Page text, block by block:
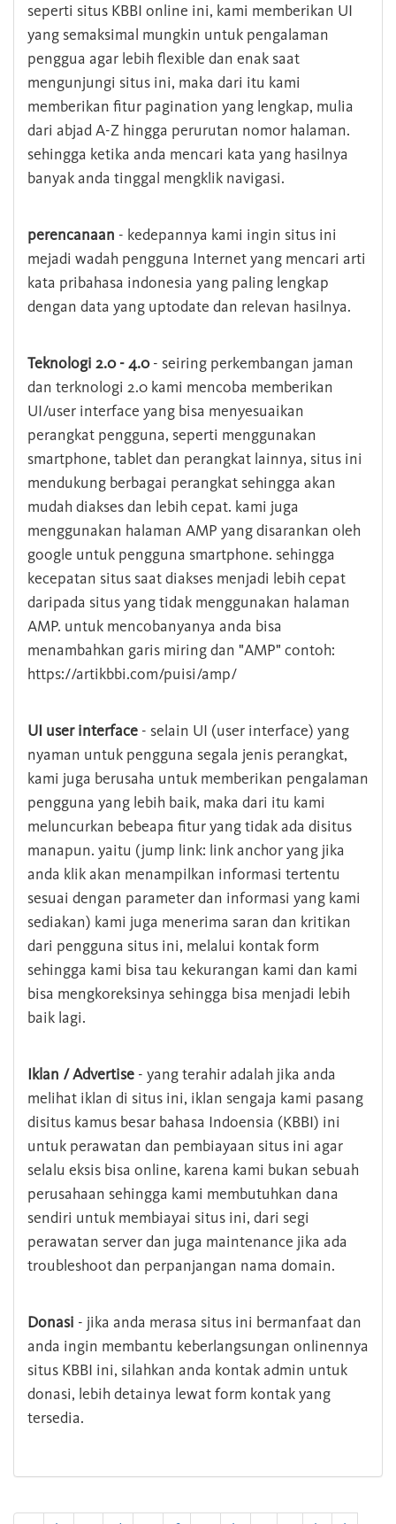
seperti situs KBBI online ini, kami memberikan UI
yang semaksimal mungkin untuk pengalaman
penggua agar lebih flexible dan enak saat
mengunjungi situs ini, maka dari itu kami
memberikan fitur pagination yang lengkap, mulia
dari abjad A-Z hingga perurutan nomor halaman.
sehingga ketika anda mencari kata yang hasilnya
banyak anda tinggal mengklik navigasi.
perencanaan - kedepannya kami ingin situs ini
mejadi wadah pengguna Internet yang mencari arti
kata pribahasa indonesia yang paling lengkap
dengan data yang uptodate dan relevan hasilnya.
Teknologi 2.0 - 4.0- seiring perkembangan jaman
dan terknologi 2.0 kami mencoba memberikan
UI/user interface yang bisa menyesuaikan
perangkat pengguna, seperti menggunakan
smartphone, tablet dan perangkat lainnya, situs ini
mendukung berbagai perangkat sehingga akan
mudah diakses dan lebih cepat. kami juga
menggunakan halaman AMP yang disarankan oleh
google untuk pengguna smartphone. sehingga
kecepatan situs saat diakses menjadi lebih cepat
daripada situs yang tidak menggunakan halaman
AMP. untuk mencobanyanya anda bisa
menambahkan garis miring dan "AMP" contoh:
https://artikbbi.com/puisi/amp/
UI user interface - selain UI (user interface) yang
nyaman untuk pengguna segala jenis perangkat,
kami juga berusaha untuk memberikan pengalaman
pengguna yang lebih baik, maka dari itu kami
meluncurkan bebeapa fitur yang tidak ada disitus
manapun. yaitu (jump link: link anchor yang jika
anda klik akan menampilkan informasi tertentu
sesuai dengan parameter dan informasi yang kami
sediakan) kami juga menerima saran dan kritikan
dari pengguna situs ini, melalui kontak form
sehingga kami bisa tau kekurangan kami dan kami
bisa mengkoreksinya sehingga bisa menjadi lebih
baik lagi.
Iklan / Advertise - yang terahir adalah jika anda
melihat iklan di situs ini, iklan sengaja kami pasang
disitus kamus besar bahasa Indoensia (KBBI) ini
untuk perawatan dan pembiayaan situs ini agar
selalu eksis bisa online, karena kami bukan sebuah
perusahaan sehingga kami membutuhkan dana
sendiri untuk membiayai situs ini, dari segi
perawatan server dan juga maintenance jika ada
troubleshoot dan perpanjangan nama domain.
Donasi - jika anda merasa situs ini bermanfaat dan
anda ingin membantu keberlangsungan onlinennya
situs KBBI ini, silahkan anda kontak admin untuk
donasi, lebih detainya lewat form kontak yang
tersedia.